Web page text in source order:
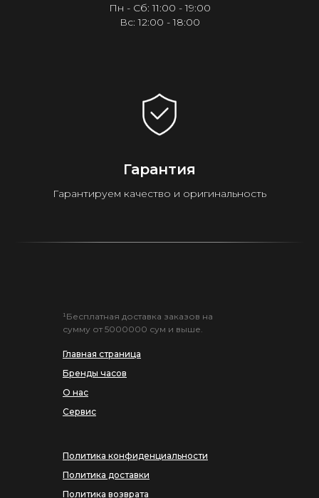
Пн - Сб: 11:00 - 19:00
Вс: 12:00 - 18:00
Гарантия
Гарантируем качество и оригинальность
Главная страница
Бренды часов
О нас
Сервис
¹Бесплатная доставка заказов на
сумму от 5000000 сум и выше.
Политика конфиденциальности
Политика доставки
Политика возврата